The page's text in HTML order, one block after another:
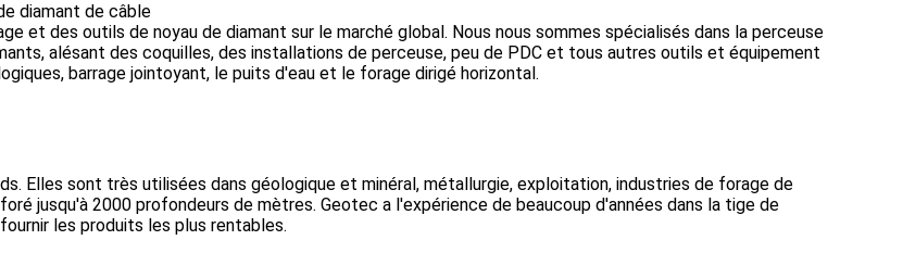
diamant de câble
et des outils de noyau de diamant sur le marché global. Nous nous sommes spécialisés dans la perceuse
alésant des coquilles, des installations de perceuse, peu de PDC et tous autres outils et équipement
barrage jointoyant, le puits d'eau et le forage dirigé horizontal.
Elles sont très utilisées dans géologique et minéral, métallurgie, exploitation, industries de forage de
jusqu'à 2000 profondeurs de mètres. Geotec a l'expérience de beaucoup d'années dans la tige de
les produits les plus rentables.